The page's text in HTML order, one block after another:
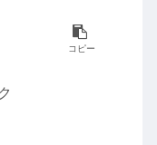
コピー